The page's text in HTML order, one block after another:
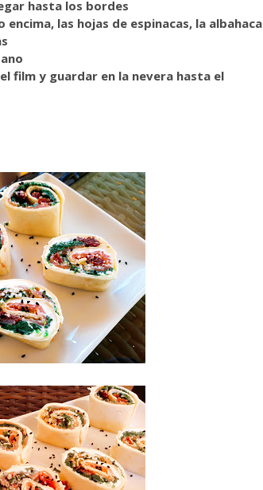
hasta los bordes
encima, las hojas de espinacas, la albahaca
film y guardar en la nevera hasta el